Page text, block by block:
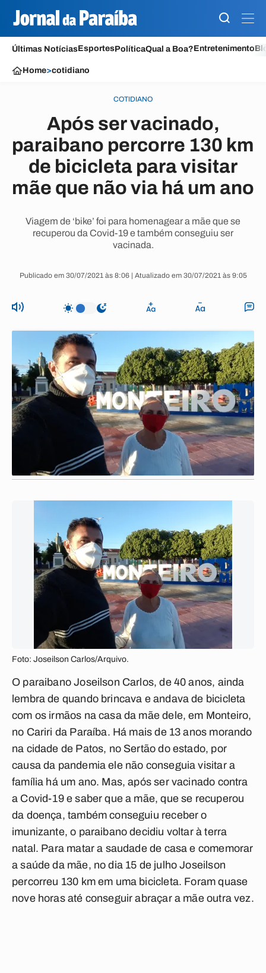
Últimas NotíciasEsportesPolíticaQual a Boa?Entretenimento
Home>cotidiano
COTIDIANO
Após ser vacinado,
paraibano percorre 130 km
de bicicleta para visitar
mãe que não via há um ano
Viagem de ‘bike’ foi para homenagear a mãe que se
recuperou da Covid-19 e também conseguiu ser
vacinada.
Publicado em 30/07/2021 às 8:06 | Atualizado em 30/07/2021 às 9:05
Foto: Joseilson Carlos/Arquivo.
O paraibano Joseilson Carlos, de 40 anos, ainda
lembra de quando brincava e andava de bicicleta
com os irmãos na casa da mãe dele, em Monteiro,
no Cariri da Paraíba. Há mais de 13 anos morando
na cidade de Patos, no Sertão do estado, por
causa da pandemia ele não conseguia visitar a
família há um ano. Mas, após ser vacinado contra
a Covid-19 e saber que a mãe, que se recuperou
da doença, também conseguiu receber o
imunizante, o paraibano decidiu voltar à terra
natal. Para matar a saudade de casa e comemorar
a saúde da mãe, no dia 15 de julho Joseilson
percorreu 130 km em uma bicicleta. Foram quase
nove horas até conseguir abraçar a mãe outra vez.